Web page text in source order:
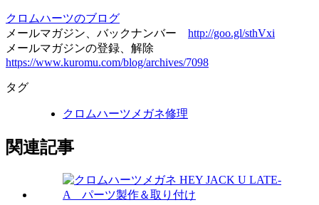
クロムハーツのブログ
メールマガジン、バックナンバー http://goo.gl/sthVxi
メールマガジンの登録、解除
https://www.kuromu.com/blog/archives/7098
タグ
クロムハーツメガネ修理
関連記事